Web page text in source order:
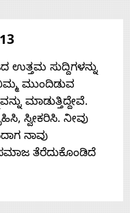
ಉತ್ತಮ ಸುದ್ದಿಗಳನ್ನು
ಮುಂದಿಡುವ
ಮಾಡುತ್ತಿದ್ದೇವೆ.
ಸ್ವೀಕರಿಸಿ. ನೀವು
ನಾವು
ತೆರೆದುಕೊಂಡಿದೆ